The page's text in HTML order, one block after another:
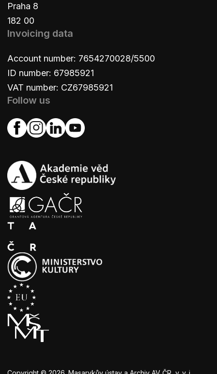
Praha 8
182 00
Invoicing data
Account number: 7654270028/5500
ID number: 67985921
VAT number: CZ67985921
Follow us